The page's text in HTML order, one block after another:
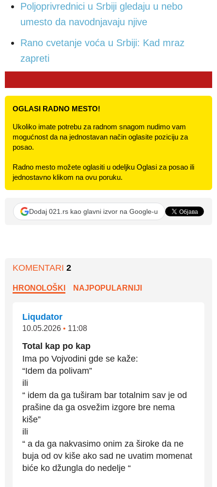
Poljoprivrednici u Srbiji gledaju u nebo
umesto da navodnjavaju njive
Rano cvetanje voća u Srbiji: Kad mraz
zapreti
OGLASI RADNO MESTO!
Ukoliko imate potrebu za radnom snagom nudimo vam
mogućnost da na jednostavan način oglasite poziciju za
posao.
Radno mesto možete oglasiti u odeljku Oglasi za posao ili
jednostavno klikom na ovu poruku.
Dodaj 021.rs kao glavni izvor na Google-u
KOMENTARI 2
HRONOLOŠKI NAJPOPULARNIJI
Liqudator
10.05.2026 • 11:08
Total kap po kap
Ima po Vojvodini gde se kaže:
“Idem da polivam”
ili
“ idem da ga tuširam bar totalnim sav je od
prašine da ga osvežim izgore bre nema
kiše”
ili
“ a da ga nakvasimo onim za široke da ne
buja od ov kiše ako sad ne uvatim momenat
biće ko džungla do nedelje “